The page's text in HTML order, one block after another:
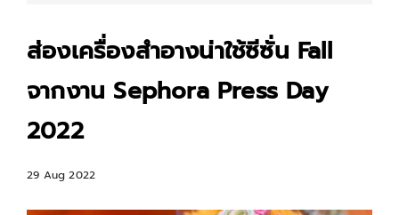
ส่องเครื่องสำอางน่าใช้ซีซั่น Fall
จากงาน Sephora Press Day
2022
29 Aug 2022